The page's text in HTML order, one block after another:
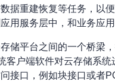
据重建恢复等任务，以
用服务层中，和业务应
储平台之间的一个桥梁
客户端软件对云存储系
接口，例如块接口或者